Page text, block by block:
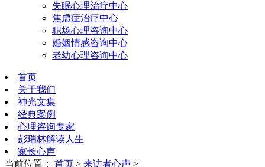
失眠心理治疗中心
焦虑症治疗中心
职场心理咨询中心
婚姻情感咨询中心
老幼心理咨询中心
首页
关于我们
神光文集
经典案例
心理咨询专家
彭瑞林解读人生
家长心声
当前位置： 首页 > 来访者心声 >